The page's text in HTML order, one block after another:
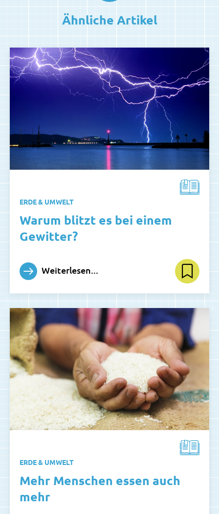
Ähnliche Artikel
ERDE & UMWELT
Warum blitzt es bei einem
Gewitter?
Weiterlesen...
ERDE & UMWELT
Mehr Menschen essen auch
mehr